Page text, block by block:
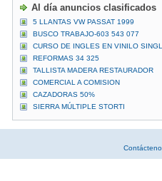
Al día anuncios clasificados
5 LLANTAS VW PASSAT 1999
BUSCO TRABAJO-603 543 077
CURSO DE INGLES EN VINILO
REFORMAS 34 325
TALLISTA MADERA RESTAURADOR
COMERCIAL A COMISION
CAZADORAS 50%
SIERRA MÚLTIPLE STORTI